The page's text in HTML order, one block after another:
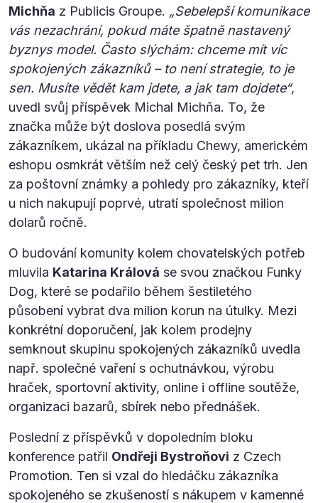
Michňa z Publicis Groupe. „Sebelepší komunikace
vás nezachrání, pokud máte špatně nastavený
byznys model. Často slýchám: chceme mít víc
spokojených zákazníků – to není strategie, to je
sen. Musíte vědět kam jdete, a jak tam dojdete“,
uvedl svůj příspěvek Michal Michňa. To, že
značka může být doslova posedlá svým
zákazníkem, ukázal na příkladu Chewy, americkém
eshopu osmkrát větším než celý český pet trh. Jen
za poštovní známky a pohledy pro zákazníky, kteří
u nich nakupují poprvé, utratí společnost milion
dolarů ročně.
O budování komunity kolem chovatelských potřeb
mluvila Katarina Králová se svou značkou Funky
Dog, které se podařilo během šestiletého
působení vybrat dva milion korun na útulky. Mezi
konkrétní doporučení, jak kolem prodejny
semknout skupinu spokojených zákazníků uvedla
např. společné vaření s ochutnávkou, výrobu
hraček, sportovní aktivity, online i offline soutěže,
organizaci bazarů, sbírek nebo přednášek.
Poslední z příspěvků v dopoledním bloku
konference patřil Ondřeji Bystroňovi z Czech
Promotion. Ten si vzal do hledáčku zákazníka
spokojeného se zkušeností s nákupem v kamenné